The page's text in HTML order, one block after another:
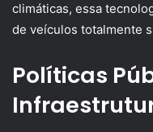
climáticas, essa
de veículos totalmente
Políticas